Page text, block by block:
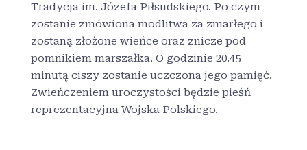
Tradycja im. Józefa Piłsudskiego. Po czym
zostanie zmówiona modlitwa za zmarłego i
zostaną złożone wieńce oraz znicze pod
pomnikiem marszałka. O godzinie 20.45
minutą ciszy zostanie uczczona jego pamięć.
Zwieńczeniem uroczystości będzie pieśń
reprezentacyjna Wojska Polskiego.